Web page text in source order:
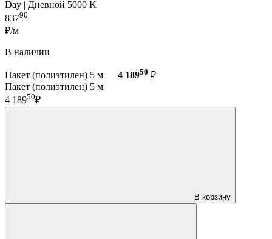
Day | Дневной 5000 K
83790
₽/м
В наличии
Пакет (полиэтилен) 5 м — 4 18950 ₽
Пакет (полиэтилен) 5 м
4 18950₽
В корзину